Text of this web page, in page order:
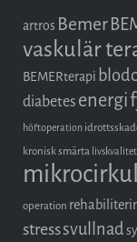
artros Bemer
vaskulär
BEMERterapi
diabetesenergi
höftoperation
kronisk smärta livskvalitet
operation
stresssvullnad